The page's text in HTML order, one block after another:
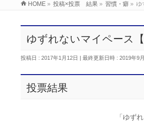
HOME » 投稿×投票 結果 » 習慣・癖 » ゆ
ゆずれないマイペース
投稿日 : 2017年1月12日 最終更新日時 : 2019年9
投票結果
「ゆず